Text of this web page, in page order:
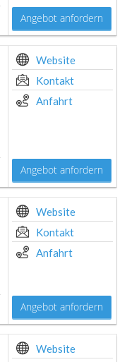
Angebot anfordern
Website
Kontakt
Anfahrt
Angebot anfordern
Website
Kontakt
Anfahrt
Angebot anfordern
Website